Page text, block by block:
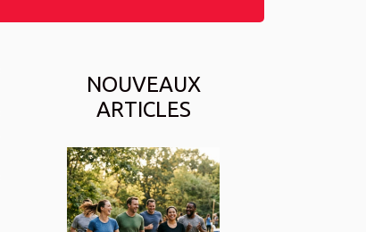
NOUVEAUX
ARTICLES